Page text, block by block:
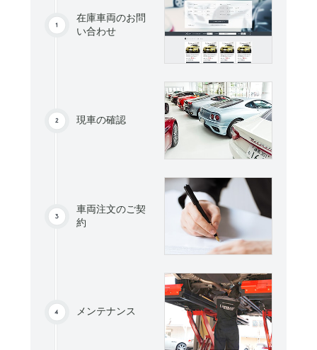
在庫車両のお問
い合わせ
現車の確認
車両注文のご契
約
メンテナンス